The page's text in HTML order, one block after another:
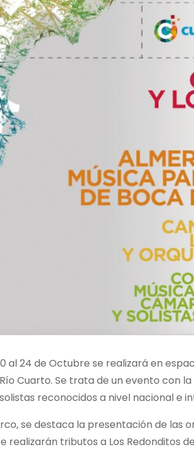
al 24 de Octubre se realizará en
Cuarto. Se trata de un evento con
reconocidos a nivel nacional e
se destaca la presentación de las
realizarán tributos a Los Redonditos